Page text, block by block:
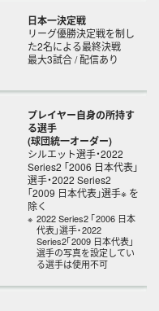
日本一決定戦
リーグ優勝決定戦を制し
た2名による最終決戦
最大3試合 / 配信あり
プレイヤー自身の所持す
る選手
(球団統一オーダー)
シルエット選手・2022
Series2 「2006 日本代表」
選手・2022 Series2
「2009 日本代表」選手※ を
除く
2022 Series2 「2006 日本
代表」選手・2022
Series2「2009 日本代表」
選手の写真を設定してい
る選手は使用不可